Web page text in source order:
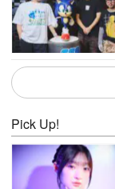
Pick Up!